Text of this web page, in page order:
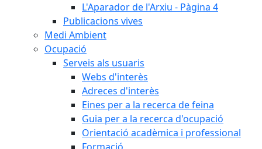
L'Aparador de l'Arxiu - Pàgina 4
Publicacions vives
Medi Ambient
Ocupació
Serveis als usuaris
Webs d'interès
Adreces d'interès
Eines per a la recerca de feina
Guia per a la recerca d'ocupació
Orientació acadèmica i professional